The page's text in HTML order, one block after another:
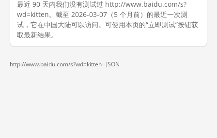
最近 90 天内我们没有测试过 http://www.baidu.com/s?
wd=kitten。截至 2026-03-07（5 个月前）的最近一次测
试，它在中国大陆可以访问。可使用本页的“立即测试”按钮获
取最新结果。
http://www.baidu.com/s?wd=kitten · JSON